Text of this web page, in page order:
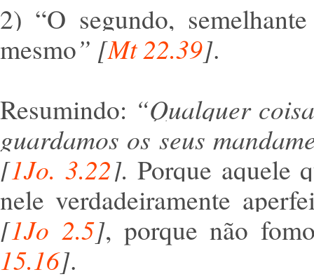
2) “O segundo,
mesmo” [Mt 22.39].
Resumindo: “Qualquer
guardamos os seus
[1Jo. 3.22].Porque aquele
nele verdadeiramente
[1Jo 2.5], porque não
15.16].